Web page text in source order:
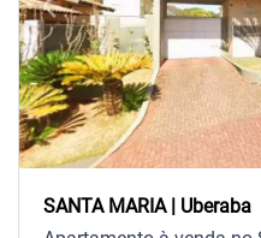
Previous
SANTA MARIA | Uberaba